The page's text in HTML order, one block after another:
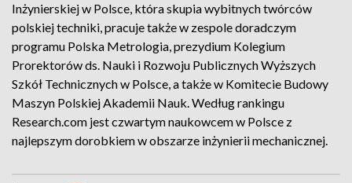
Inżynierskiej w Polsce, która skupia wybitnych twórców
polskiej techniki, pracuje także w zespole doradczym
programu Polska Metrologia, prezydium Kolegium
Prorektorów ds. Nauki i Rozwoju Publicznych Wyższych
Szkół Technicznych w Polsce, a także w Komitecie Budowy
Maszyn Polskiej Akademii Nauk. Według rankingu
Research.com jest czwartym naukowcem w Polsce z
najlepszym dorobkiem w obszarze inżynierii mechanicznej.